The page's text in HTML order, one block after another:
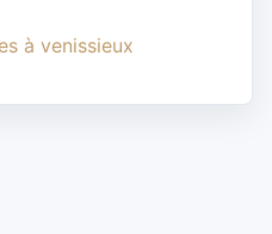
à venissieux